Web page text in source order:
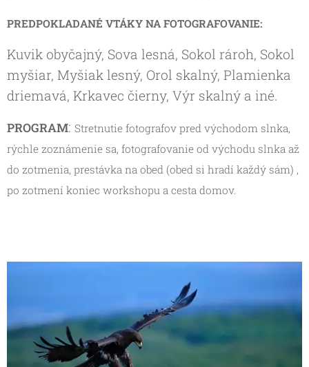
PREDPOKLADANÉ VTÁKY NA FOTOGRAFOVANIE:
Kuvik obyčajný, Sova lesná, Sokol rároh, Sokol
myšiar, Myšiak lesný, Orol skalný, Plamienka
driemavá, Krkavec čierny, Výr skalný a iné.
PROGRAM: Stretnutie fotografov pred východom slnka,
rýchle zoznámenie sa, fotografovanie od východu slnka až
do zotmenia, prestávka na obed (obed si hradí každý sám) ,
po zotmení koniec workshopu a cesta domov.